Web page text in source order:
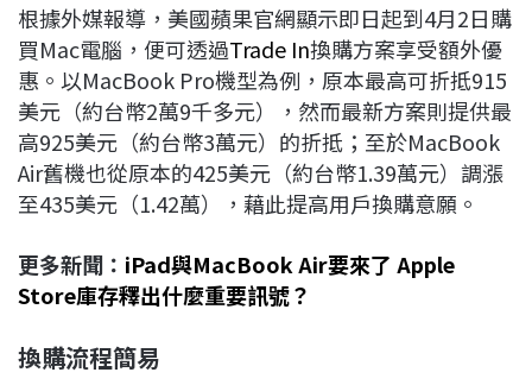
根據外媒報導，美國蘋果官網顯示即日起到4月2日購
買Mac電腦，便可透過Trade In換購方案享受額外優
惠。以MacBook Pro機型為例，原本最高可折抵915
美元（約台幣2萬9千多元），然而最新方案則提供最
高925美元（約台幣3萬元）的折抵；至於MacBook
Air舊機也從原本的425美元（約台幣1.39萬元）調漲
至435美元（1.42萬），藉此提高用戶換購意願。
更多新聞： iPad與MacBook Air要來了 Apple
Store庫存釋出什麼重要訊號？
換購流程簡易